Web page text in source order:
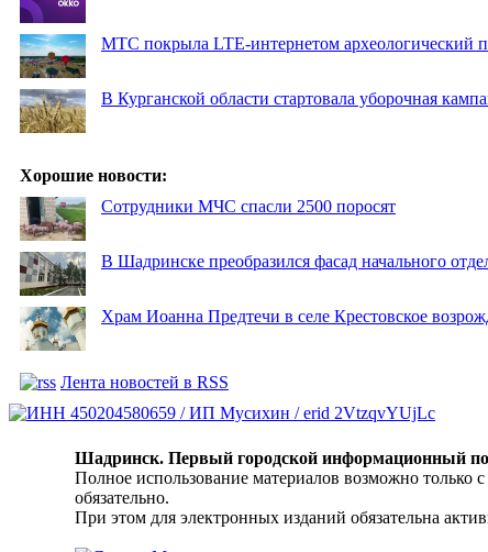
МТС покрыла LTE-интернетом археологический
В Курганской области стартовала уборочная
Хорошие новости:
Сотрудники МЧС спасли 2500 поросят
В Шадринске преобразился фасад начального
Храм Иоанна Предтечи в селе Крестовское
Лента новостей в RSS
Шадринск. Первый городской информационный
Полное использование материалов возможно
обязательно.
При этом для электронных изданий обязательна